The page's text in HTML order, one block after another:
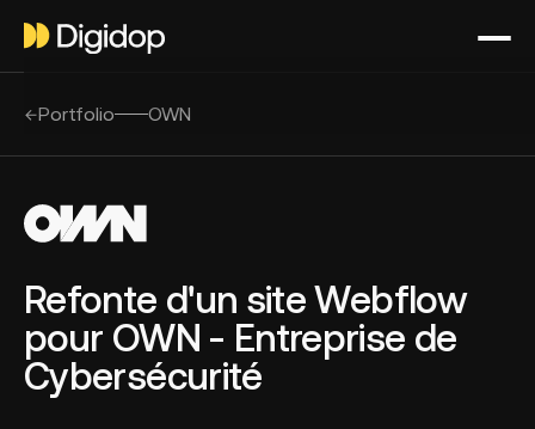
Portfolio OWN
Refonte d'un site Webflow
pour OWN - Entreprise de
Cybersécurité